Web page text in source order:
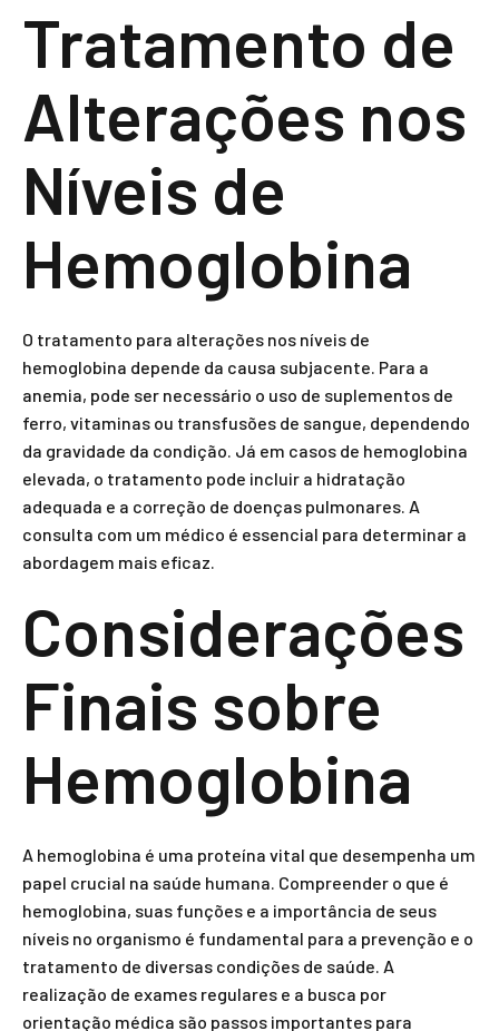
Tratamento de
Alterações nos
Níveis de
Hemoglobina
O tratamento para alterações nos níveis de
hemoglobina depende da causa subjacente. Para a
anemia, pode ser necessário o uso de suplementos de
ferro, vitaminas ou transfusões de sangue, dependendo
da gravidade da condição. Já em casos de hemoglobina
elevada, o tratamento pode incluir a hidratação
adequada e a correção de doenças pulmonares. A
consulta com um médico é essencial para determinar a
abordagem mais eficaz.
Considerações
Finais sobre
Hemoglobina
A hemoglobina é uma proteína vital que desempenha um
papel crucial na saúde humana. Compreender o que é
hemoglobina, suas funções e a importância de seus
níveis no organismo é fundamental para a prevenção e o
tratamento de diversas condições de saúde. A
realização de exames regulares e a busca por
orientação médica são passos importantes para